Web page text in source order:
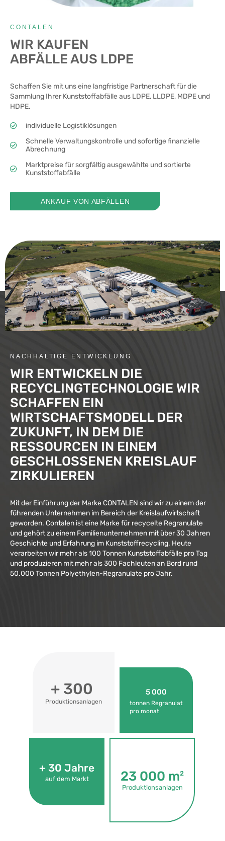
CONTALEN
WIR KAUFEN
ABFÄLLE AUS LDPE
Schaffen Sie mit uns eine langfristige Partnerschaft für die
Sammlung Ihrer Kunststoffabfälle aus LDPE, LLDPE, MDPE und
HDPE.
individuelle Logistiklösungen
Schnelle Verwaltungskontrolle und sofortige finanzielle
Abrechnung
Marktpreise für sorgfältig ausgewählte und sortierte
Kunststoffabfälle
ANKAUF VON ABFÄLLEN
NACHHALTIGE ENTWICKLUNG
WIR ENTWICKELN DIE
RECYCLINGTECHNOLOGIE WIR
SCHAFFEN EIN
WIRTSCHAFTSMODELL DER
ZUKUNFT, IN DEM DIE
RESSOURCEN IN EINEM
GESCHLOSSENEN KREISLAUF
ZIRKULIEREN
Mit der Einführung der Marke CONTALEN sind wir zu einem der
führenden Unternehmen im Bereich der Kreislaufwirtschaft
geworden. Contalen ist eine Marke für recycelte Regranulate
und gehört zu einem Familienunternehmen mit über 30 Jahren
Geschichte und Erfahrung im Kunststoffrecycling. Heute
verarbeiten wir mehr als 100 Tonnen Kunststoffabfälle pro Tag
und produzieren mit mehr als 300 Fachleuten an Bord rund
50.000 Tonnen Polyethylen-Regranulate pro Jahr.
Produktionsanlagen
+ 300
tonnen Regranulat
pro monat
5 000
auf dem Markt
+ 30 Jahre
Produktionsanlagen
23 000 m2